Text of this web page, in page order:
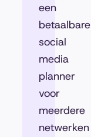
een
betaalbare
social
media
planner
voor
meerdere
netwerken